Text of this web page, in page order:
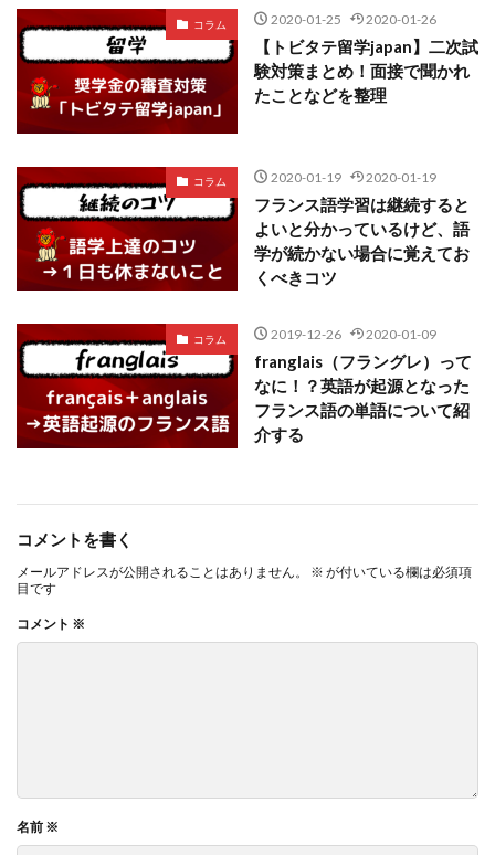
コラム 2020-01-25 2020-01-26
【トビタテ留学japan】二次試
験対策まとめ！面接で聞かれ
たことなどを整理
コラム 2020-01-19 2020-01-19
フランス語学習は継続すると
よいと分かっているけど、語
学が続かない場合に覚えてお
くべきコツ
コラム 2019-12-26 2020-01-09
franglais（フラングレ）って
なに！？英語が起源となった
フランス語の単語について紹
介する
コメントを書く
メールアドレスが公開されることはありません。 ※ が付いている欄は必須項
目です
コメント ※
名前 ※